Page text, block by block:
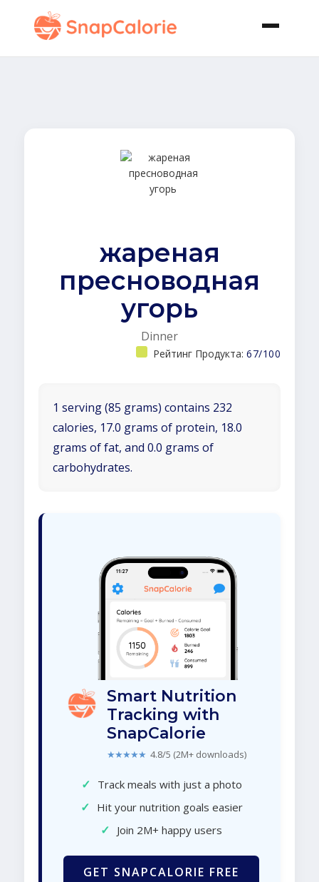
жареная
пресноводная
угорь
Dinner
Рейтинг Продукта: 67/100
1 serving (85 grams) contains 232
calories, 17.0 grams of protein, 18.0
grams of fat, and 0.0 grams of
carbohydrates.
Smart Nutrition
Tracking with
SnapCalorie
★★★★★ 4.8/5 (2M+ downloads)
✓ Track meals with just a photo
✓ Hit your nutrition goals easier
✓ Join 2M+ happy users
GET SNAPCALORIE FREE